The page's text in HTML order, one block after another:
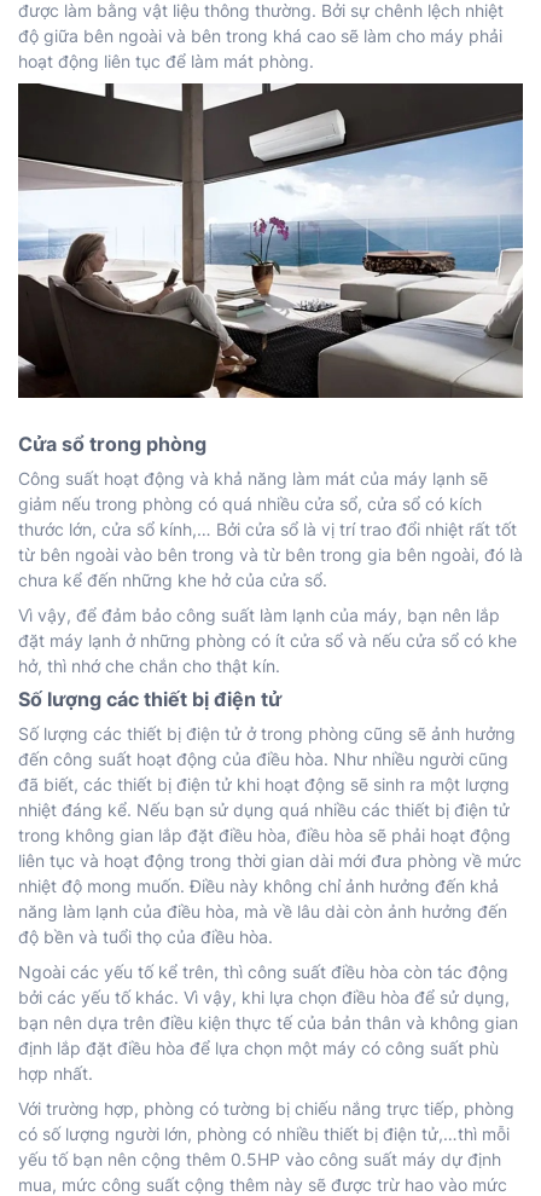
được làm bằng vật liệu thông thường. Bởi sự chênh lệch nhiệt
độ giữa bên ngoài và bên trong khá cao sẽ làm cho máy phải
hoạt động liên tục để làm mát phòng.
Cửa sổ trong phòng
Công suất hoạt động và khả năng làm mát của máy lạnh sẽ
giảm nếu trong phòng có quá nhiều cửa sổ, cửa sổ có kích
thước lớn, cửa sổ kính,… Bởi cửa sổ là vị trí trao đổi nhiệt rất tốt
từ bên ngoài vào bên trong và từ bên trong gia bên ngoài, đó là
chưa kể đến những khe hở của cửa sổ.
Vì vậy, để đảm bảo công suất làm lạnh của máy, bạn nên lắp
đặt máy lạnh ở những phòng có ít cửa sổ và nếu cửa sổ có khe
hở, thì nhớ che chắn cho thật kín.
Số lượng các thiết bị điện tử
Số lượng các thiết bị điện tử ở trong phòng cũng sẽ ảnh hưởng
đến công suất hoạt động của điều hòa. Như nhiều người cũng
đã biết, các thiết bị điện tử khi hoạt động sẽ sinh ra một lượng
nhiệt đáng kể. Nếu bạn sử dụng quá nhiều các thiết bị điện tử
trong không gian lắp đặt điều hòa, điều hòa sẽ phải hoạt động
liên tục và hoạt động trong thời gian dài mới đưa phòng về mức
nhiệt độ mong muốn. Điều này không chỉ ảnh hưởng đến khả
năng làm lạnh của điều hòa, mà về lâu dài còn ảnh hưởng đến
độ bền và tuổi thọ của điều hòa.
Ngoài các yếu tố kể trên, thì công suất điều hòa còn tác động
bởi các yếu tố khác. Vì vậy, khi lựa chọn điều hòa để sử dụng,
bạn nên dựa trên điều kiện thực tế của bản thân và không gian
định lắp đặt điều hòa để lựa chọn một máy có công suất phù
hợp nhất.
Với trường hợp, phòng có tường bị chiếu nắng trực tiếp, phòng
có số lượng người lớn, phòng có nhiều thiết bị điện tử,…thì mỗi
yếu tố bạn nên cộng thêm 0.5HP vào công suất máy dự định
mua, mức công suất cộng thêm này sẽ được trừ hao vào mức